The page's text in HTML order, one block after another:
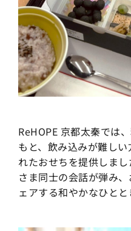
ReHOPE 京都太秦では
もと、飲み込みが難し
れたおせちを提供しま
さま同士の会話が弾み
ェアする和やかなひとと